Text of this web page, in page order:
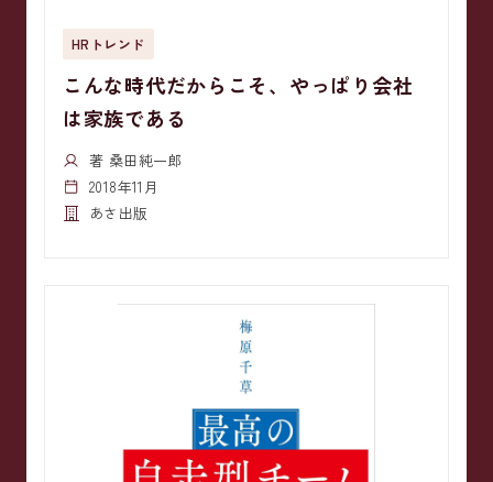
HRトレンド
こんな時代だからこそ、やっぱり会社
は家族である
著 桑田純一郎
2018年11月
あさ出版